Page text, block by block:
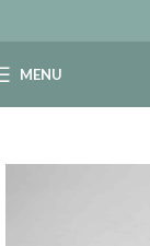
MENU